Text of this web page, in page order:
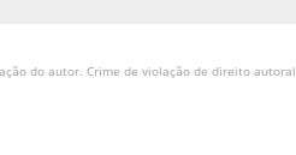
do autor. Crime de violação de direito autoral